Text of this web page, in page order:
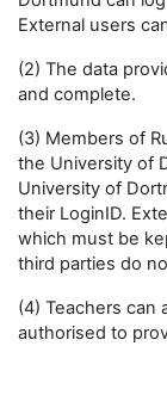
External users
(2) The data
and complete.
(3) Members of
the University of
University of
their LoginID.
which must be
third parties do
(4) Teachers can
authorised to